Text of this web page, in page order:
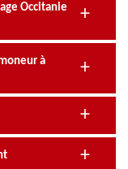
Occitanie
à